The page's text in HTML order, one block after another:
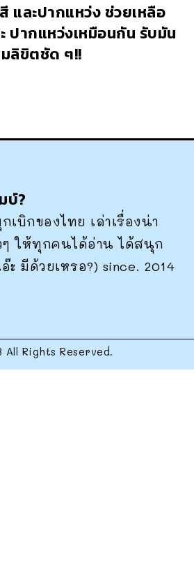
และปากแหว่ง ช่วยเหลือ
ปากแหว่งเหมือนกัน รับมัน
ลิขิตชัด ๆ!!
บ์?
เบิกของไทย เล่าเรื่องน่า
ให้ทุกคนได้อ่าน ได้สนุก
อ๊ะ มีด้วยเหรอ?) since. 2014
All Rights Reserved.